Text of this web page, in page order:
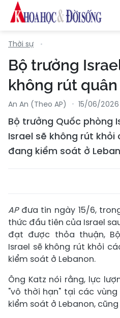
Thời sự
Bộ trưởng
không rút
An An (Theo AP) 15/06/2026
Bộ trưởng Quốc phòng
Israel sẽ không rút
đang kiểm soát ở
APđưa tin ngày 15/6,
thức đầu tiên của Israel
đạt được thỏa thuận,
Israel sẽ không rút khỏi
kiểm soát ở Lebanon.
Ông Katz nói rằng, lực
"vô thời hạn" tại các
kiểm soát ở Lebanon,